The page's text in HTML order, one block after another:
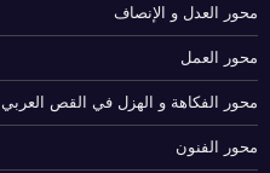
محور العدل و الإنصاف
محور العمل
محور الفكاهة و الهزل في القص العربي
محور الفنون